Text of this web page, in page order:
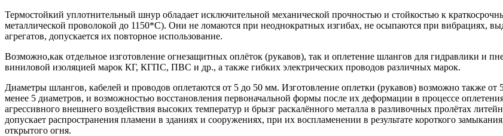
Термостойкий уплотнительный шнур обладает исключительной механической прочностью и стойкостью к
металлической проволокой до 1150*С). Они не ломаются при неоднократных изгибах, не осыпаются при вибрациях,
агрегатов, допускается их повторное использование.
Возможно,как отдельное изготовление огнезащитных оплёток (рукавов), так и оплетение шлангов для гидравлики и
виниловой изоляцией марок КГ, КГПС, ПВС и др., а также гибких электрических проводов различных марок.
Диаметры шлангов, кабелей и проводов оплетаются от 5 до 50 мм. Изготовление оплетки (рукавов) возможно также
менее 5 диаметров, и возможностью восстановления первоначальной формы после их деформации в процессе
агрессивного внешнего воздействия высоких температур и брызг раскалённого металла в разливочных пролётах
допускает распространения пламени в зданиях и сооружениях, при их воспламенении в результате короткого
открытого огня.